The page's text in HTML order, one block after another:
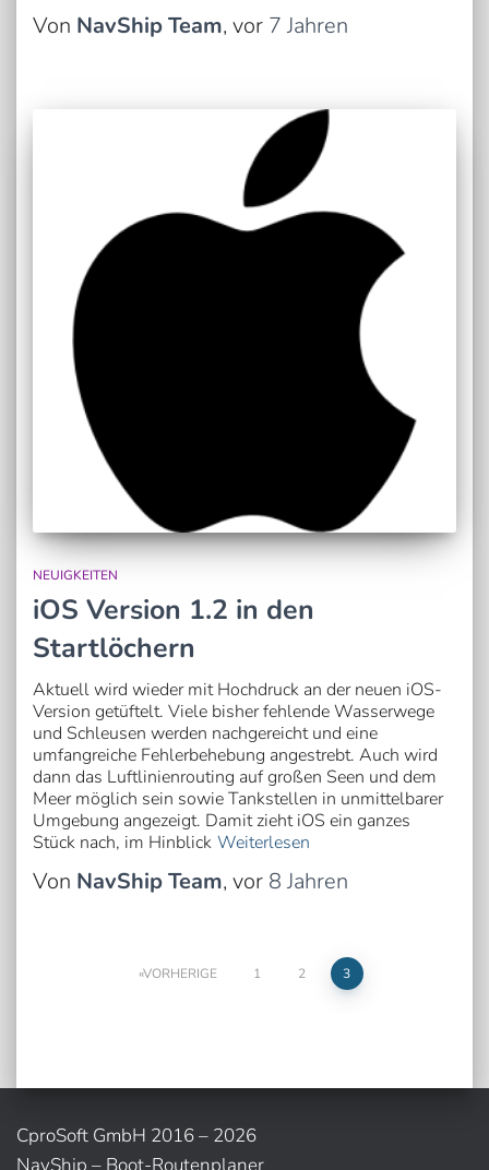
Von NavShip Team, vor 7 Jahren
NEUIGKEITEN
iOS Version 1.2 in den
Startlöchern
Aktuell wird wieder mit Hochdruck an der neuen iOS-
Version getüftelt. Viele bisher fehlende Wasserwege
und Schleusen werden nachgereicht und eine
umfangreiche Fehlerbehebung angestrebt. Auch wird
dann das Luftlinienrouting auf großen Seen und dem
Meer möglich sein sowie Tankstellen in unmittelbarer
Umgebung angezeigt. Damit zieht iOS ein ganzes
Stück nach, im Hinblick Weiterlesen
Von NavShip Team, vor 8 Jahren
Seitennummerierung
VORHERIGE 1 2 3
CproSoft GmbH 2016 – 2026